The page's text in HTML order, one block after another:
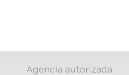
Agencia autorizada